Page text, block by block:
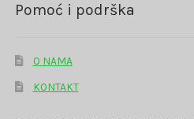
Pomoć i podrška
O NAMA
KONTAKT